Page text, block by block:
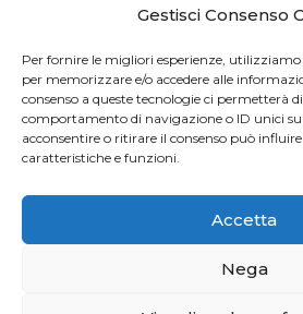
Gestisci Consenso
Per fornire le migliori esperienze,
per memorizzare e/o accedere alle
consenso a queste tecnologie ci permetterà
comportamento di navigazione o ID unici su
acconsentire o ritirare il consenso può
caratteristiche e funzioni.
Accetta
Nega
Centro Studi di Filosofia della
Edgar Morin
Dipartimento di Civiltà Antiche e